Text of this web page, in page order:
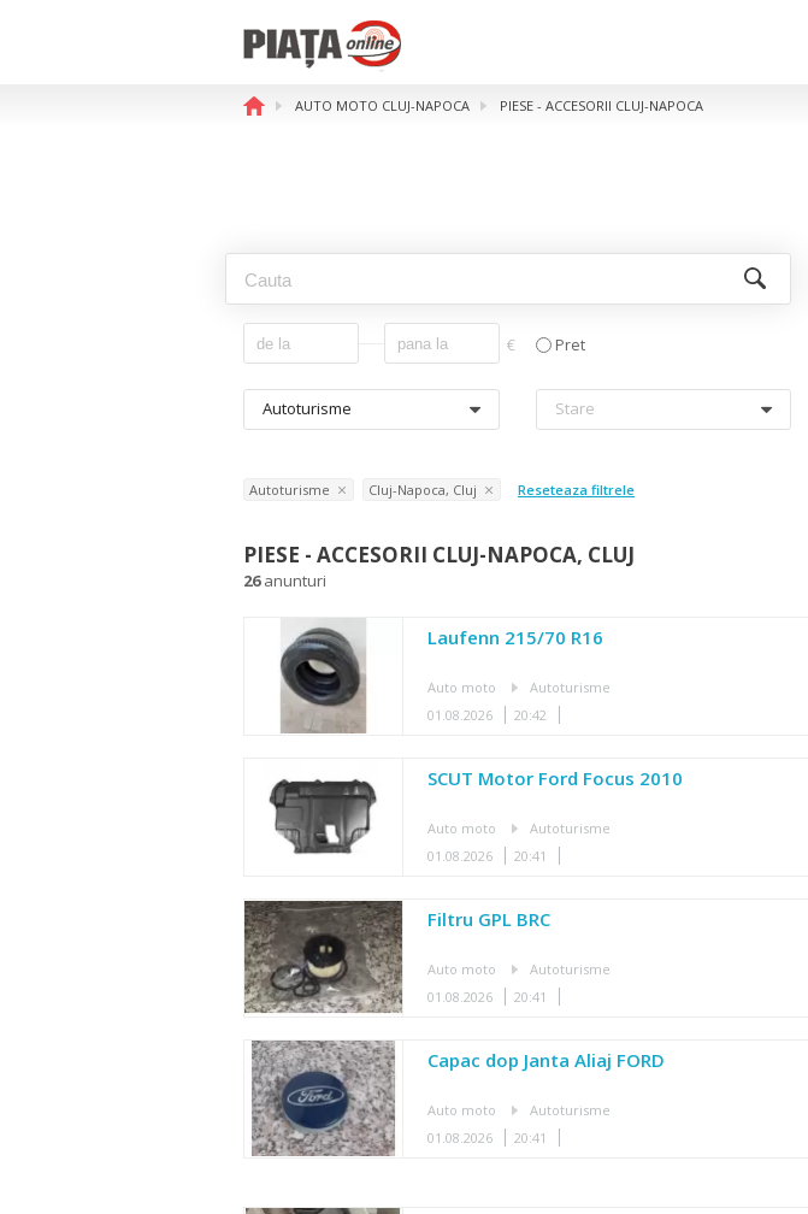
AUTO MOTO CLUJ-NAPOCA PIESE - ACCESORII CLUJ-NAPOCA
€ Pret
Autoturisme Stare
Autoturisme Cluj-Napoca, Cluj Reseteaza filtrele
PIESE - ACCESORII CLUJ-NAPOCA, CLUJ
26anunturi
Laufenn 215/70 R16
Auto moto
Autoturisme
01.08.2026
20:42
SCUT Motor Ford Focus 2010
Auto moto
Autoturisme
01.08.2026
20:41
Filtru GPL BRC
Auto moto
Autoturisme
01.08.2026
20:41
Capac dop Janta Aliaj FORD
Auto moto
Autoturisme
01.08.2026
20:41